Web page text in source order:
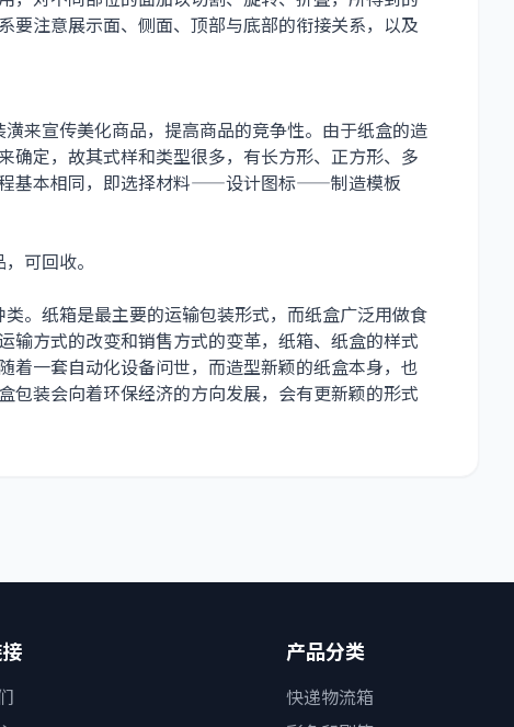
要注意展示面、侧面、顶部与底部的衔接关系，以及
来宣传美化商品，提高商品的竞争性。由于纸盒的造
确定，故其式样和类型很多，有长方形、正方形、多
基本相同，即选择材料——设计图标——制造模板
可回收。
。纸箱是最主要的运输包装形式，而纸盒广泛用做食
输方式的改变和销售方式的变革，纸箱、纸盒的样式
着一套自动化设备问世，而造型新颖的纸盒本身，也
包装会向着环保经济的方向发展，会有更新颖的形式
产品分类
快递物流箱